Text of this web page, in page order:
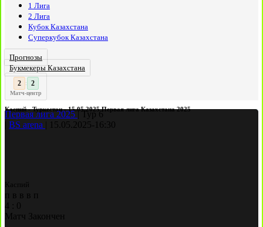
1 Лига
2 Лига
Кубок Казахстана
Суперкубок Казахстана
Прогнозы
Букмекеры Казахстана
: 2
Матч-центр
Каспий - Туркестан - 15.05.2025 Первая лига Казахстана 2025
Первая лига 2025| Тур 6
BS arena 15.05.2025- 16:30
Каспий
п в в в
п
4
0
Матч Закончен